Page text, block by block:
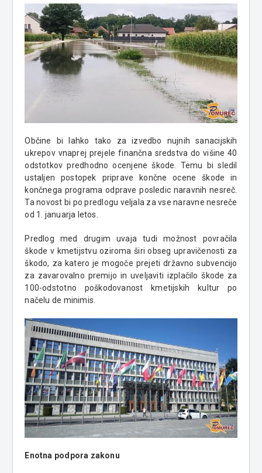
Občine bi lahko tako za izvedbo nujnih sanacijskih
ukrepov vnaprej prejele finančna sredstva do višine 40
odstotkov predhodno ocenjene škode. Temu bi sledil
ustaljen postopek priprave končne ocene škode in
končnega programa odprave posledic naravnih nesreč.
Ta novost bi po predlogu veljala za vse naravne nesreče
od 1. januarja letos.
Predlog med drugim uvaja tudi možnost povračila
škode v kmetijstvu oziroma širi obseg upravičenosti za
škodo, za katero je mogoče prejeti državno subvencijo
za zavarovalno premijo in uveljaviti izplačilo škode za
100-odstotno poškodovanost kmetijskih kultur po
načelu de minimis.
Enotna podpora zakonu